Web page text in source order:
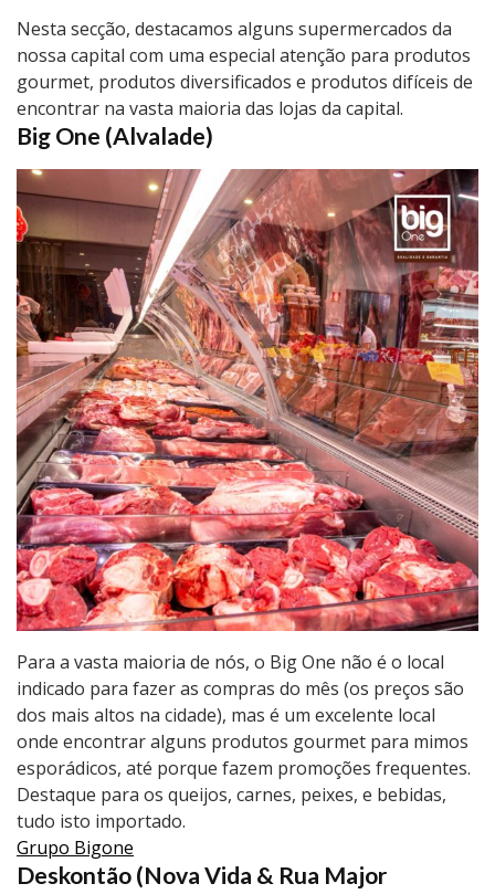
Nesta secção, destacamos alguns supermercados da
nossa capital com uma especial atenção para produtos
gourmet, produtos diversificados e produtos difíceis de
encontrar na vasta maioria das lojas da capital.
Big One (Alvalade)
Para a vasta maioria de nós, o Big One não é o local
indicado para fazer as compras do mês (os preços são
dos mais altos na cidade), mas é um excelente local
onde encontrar alguns produtos gourmet para mimos
esporádicos, até porque fazem promoções frequentes.
Destaque para os queijos, carnes, peixes, e bebidas,
tudo isto importado.
Grupo Bigone
Deskontão (Nova Vida & Rua Major